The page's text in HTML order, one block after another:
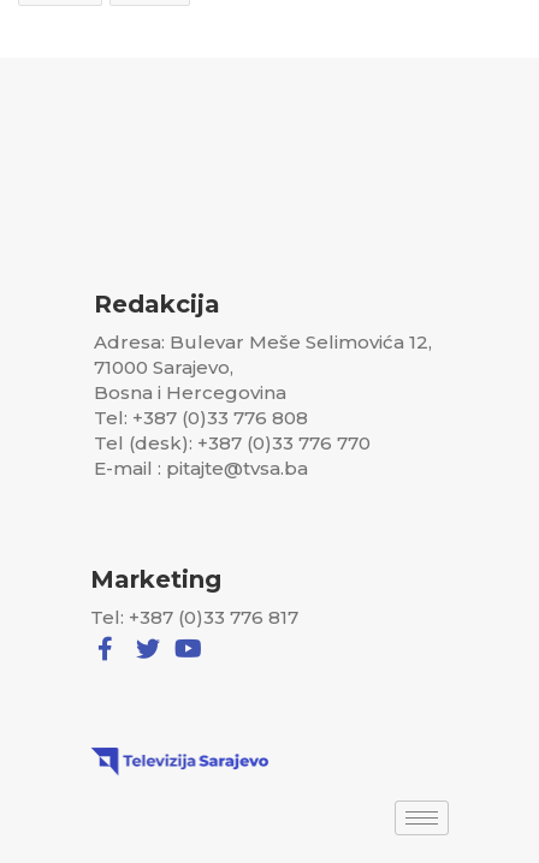
Redakcija
Adresa: Bulevar Meše Selimovića 12,
71000 Sarajevo,
Bosna i Hercegovina
Tel: +387 (0)33 776 808
Tel (desk): +387 (0)33 776 770
E-mail : pitajte@tvsa.ba
Marketing
Tel: +387 (0)33 776 817